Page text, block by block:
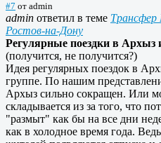
#7 от admin
admin ответил в теме Трансфер
Ростов-на-Дону
Регулярные поездки в Архыз
(получится, не получится?)
Идея регулярных поездок в
группе. По нашим
Архыз сильно сокращен. Или
складывается из за того, что
"размыт" как бы на все дни
как в холодное время года.